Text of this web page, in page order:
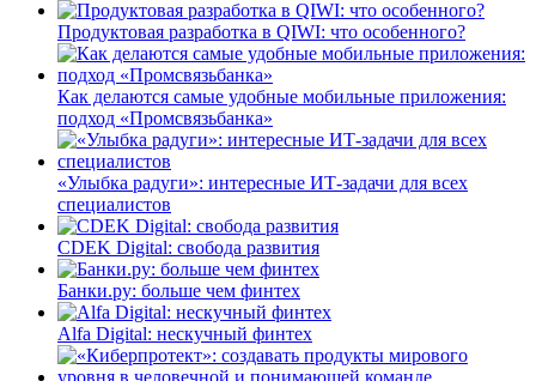
Продуктовая разработка в QIWI: что особенного?
Как делаются самые удобные мобильные приложения:
подход «Промсвязьбанка»
«Улыбка радуги»: интересные ИТ-задачи для всех
специалистов
CDEK Digital: свобода развития
Банки.ру: больше чем финтех
Alfa Digital: нескучный финтех